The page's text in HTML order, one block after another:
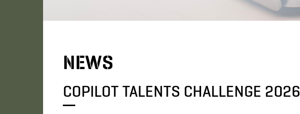
NEWS
COPILOT TALENTS CHALLENGE 2026